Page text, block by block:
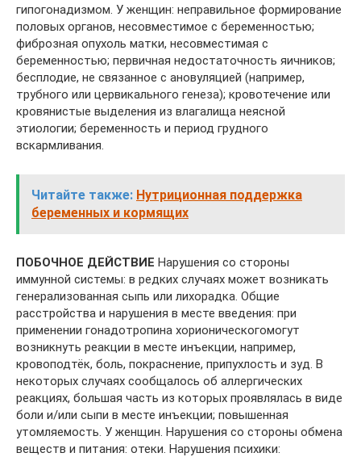
гипогонадизмом. У женщин: неправильное формирование
половых органов, несовместимое с беременностью;
фиброзная опухоль матки, несовместимая с
беременностью; первичная недостаточность яичников;
бесплодие, не связанное с ановуляцией (например,
трубного или цервикального генеза); кровотечение или
кровянистые выделения из влагалища неясной
этиологии; беременность и период грудного
вскармливания.
Читайте также: Нутриционная поддержка
беременных и кормящих
ПОБОЧНОЕ ДЕЙСТВИЕ Нарушения со стороны
иммунной системы: в редких случаях может возникать
генерализованная сыпь или лихорадка. Общие
расстройства и нарушения в месте введения: при
применении гонадотропина хорионическогомогут
возникнуть реакции в месте инъекции, например,
кровоподтёк, боль, покраснение, припухлость и зуд. В
некоторых случаях сообщалось об аллергических
реакциях, большая часть из которых проявлялась в виде
боли и/или сыпи в месте инъекции; повышенная
утомляемость. У женщин. Нарушения со стороны обмена
веществ и питания: отеки. Нарушения психики: